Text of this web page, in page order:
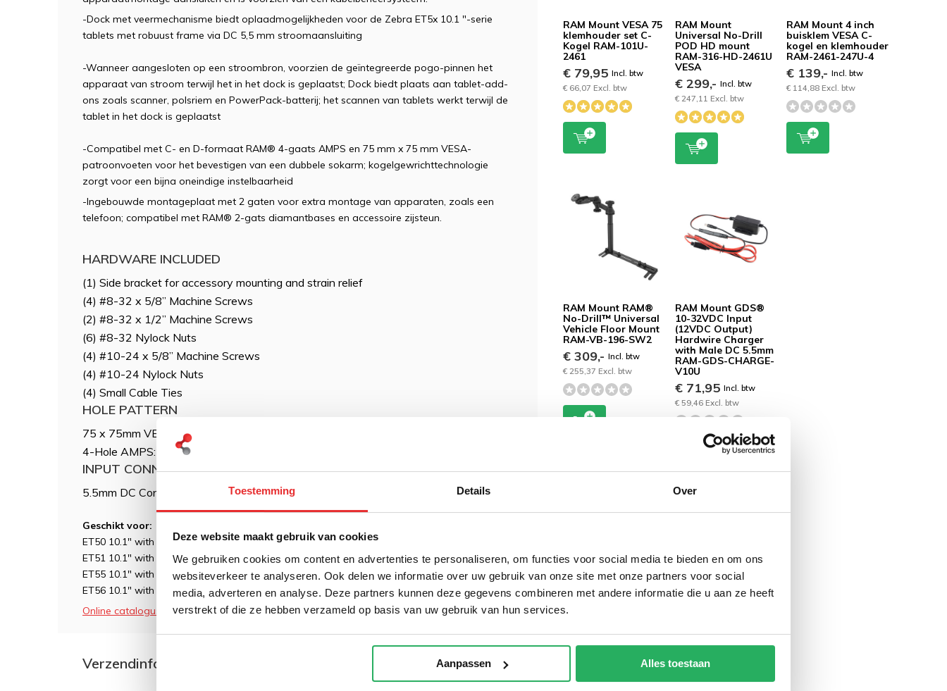
Toestemming Details Over
Deze website maakt gebruik van cookies
We gebruiken cookies om content en advertenties te personaliseren, om functies voor social media te bieden en om ons
websiteverkeer te analyseren. Ook delen we informatie over uw gebruik van onze site met onze partners voor social
media, adverteren en analyse. Deze partners kunnen deze gegevens combineren met andere informatie die u aan ze heeft
verstrekt of die ze hebben verzameld op basis van uw gebruik van hun services.
Aanpassen Alles toestaan
-Dock met veermechanisme biedt oplaadmogelijkheden voor de Zebra ET5x 10.1 "-serie
tablets met robuust frame via DC 5,5 mm stroomaansluiting
-Wanneer aangesloten op een stroombron, voorzien de geïntegreerde pogo-pinnen het
apparaat van stroom terwijl het in het dock is geplaatst; Dock biedt plaats aan tablet-add-
ons zoals scanner, polsriem en PowerPack-batterij; het scannen van tablets werkt terwijl de
tablet in het dock is geplaatst
-Compatibel met C- en D-formaat RAM® 4-gaats AMPS en 75 mm x 75 mm VESA-
patroonvoeten voor het bevestigen van een dubbele sokarm; kogelgewrichttechnologie
zorgt voor een bijna oneindige instelbaarheid
-Ingebouwde montageplaat met 2 gaten voor extra montage van apparaten, zoals een
telefoon; compatibel met RAM® 2-gats diamantbases en accessoire zijsteun.
HARDWARE INCLUDED
(1) Side bracket for accessory mounting and strain relief
(4) #8-32 x 5/8” Machine Screws
(2) #8-32 x 1/2” Machine Screws
(6) #8-32 Nylock Nuts
(4) #10-24 x 5/8” Machine Screws
(4) #10-24 Nylock Nuts
(4) Small Cable Ties
HOLE PATTERN
75 x 75mm VESA
4-Hole AMPS: 1.181" x 1.496"
INPUT CONNECTOR
5.5mm DC Connector
Geschikt voor:
ET50 10.1" with rugged frame
ET51 10.1" with rugged frame
ET55 10.1" with rugged frame
ET56 10.1" with rugged frame
Online catalogus
Verzendinformatie
RAM Mount VESA 75
klemhouder set C-
Kogel RAM-101U-
2461
€ 79,95Incl. btw
€ 66,07 Excl. btw
RAM Mount
Universal No-Drill
POD HD mount
RAM-316-HD-2461U
VESA
€ 299,- Incl. btw
€ 247,11 Excl. btw
RAM Mount 4 inch
buisklem VESA C-
kogel en klemhouder
RAM-2461-247U-4
€ 139,-Incl. btw
€ 114,88 Excl. btw
RAM Mount RAM®
No-Drill™ Universal
Vehicle Floor Mount
RAM-VB-196-SW2
€ 309,-Incl. btw
€ 255,37 Excl. btw
RAM Mount GDS®
10-32VDC Input
(12VDC Output)
Hardwire Charger
with Male DC 5.5mm
RAM-GDS-CHARGE-
V10U
€ 71,95 Incl. btw
€ 59,46 Excl. btw